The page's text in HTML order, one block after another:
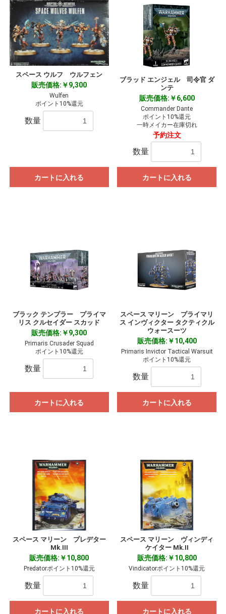
スペース ウルフ ウルフェン
販売価格:￥9,300
Wulfen
ポイント10%還元
数量
カートに入れる
ブラッド エンジェル 司令官 ダ
ンテ
販売価格:￥6,600
Commander Dante
ポイント10%還元
一時メイカー在庫切れ
予約注文
数量
カートに入れる
ブラック テンプラー プライマ
リス クルセイダー スカッド
販売価格:￥9,300
Primaris Crusader Squad
ポイント10%還元
数量
カートに入れる
スペース マリーン プライマリ
ス インヴィクター タクティクル
ウォースーツ
販売価格:￥10,400
Primaris Invictor Tactical Warsuit
ポイント10%還元
数量
カートに入れる
スペース マリーン プレデター
Mk.III
販売価格:￥10,800
Predatorポイント10%還元
数量
カートに入れる
スペース マリーン ヴィンディ
ケイター Mk.II
販売価格:￥10,800
Vindicatorポイント10%還元
数量
カートに入れる